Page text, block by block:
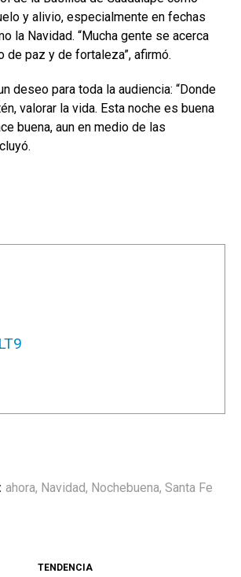
y alivio, especialmente en fechas
la Navidad. “Mucha gente se acerca
de paz y de fortaleza”, afirmó.
deseo para toda la audiencia: “Donde
valorar la vida. Esta noche es buena
buena, aun en medio de las
ahora, Navidad, Nochebuena, Santa Fe
TENDENCIA